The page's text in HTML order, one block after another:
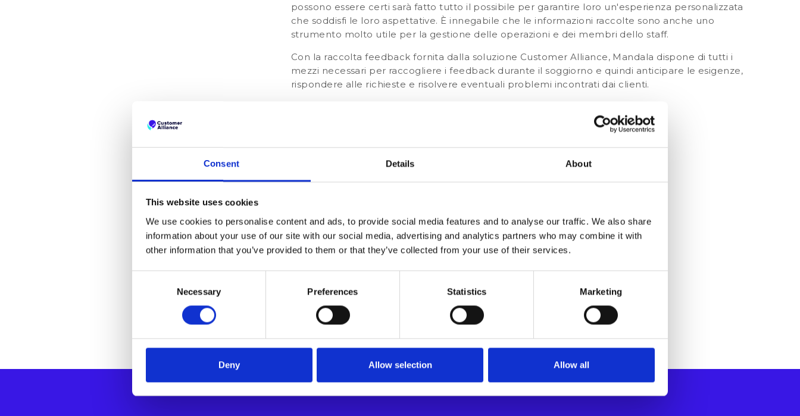
Consent Details About
This website uses cookies
We use cookies to personalise content and ads, to provide social media features and to analyse our traffic. We also share
information about your use of our site with our social media, advertising and analytics partners who may combine it with
other information that you’ve provided to them or that they’ve collected from your use of their services.
Necessary Preferences Statistics Marketing
Deny Allow selection Allow all
possono essere certi sarà fatto tutto il possibile per garantire loro un'esperienza personalizzata
che soddisfi le loro aspettative. È innegabile che le informazioni raccolte sono anche uno
strumento molto utile per la gestione delle operazioni e dei membri dello staff.
Con la raccolta feedback fornita dalla soluzione Customer Alliance, Mandala dispone di tutti i
mezzi necessari per raccogliere i feedback durante il soggiorno e quindi anticipare le esigenze,
rispondere alle richieste e risolvere eventuali problemi incontrati dai clienti.
Indice di soddisfazione durante il soggiorno: 94,32%
Indice di gradimento post-stay: 92%
Positivo: 6402
Neutro: 246